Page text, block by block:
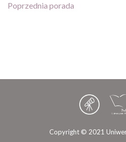
Poprzednia porada
Copyright © 2021